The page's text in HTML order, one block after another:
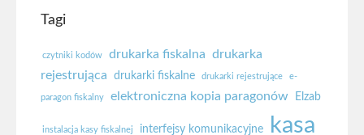
Tagi
czytniki kodów drukarka fiskalna drukarka
rejestrująca
drukarki fiskalne drukarki rejestrujące e-
paragon fiskalny elektroniczna kopia paragonów Elzab
instalacja kasy fiskalnej interfejsy komunikacyjne
kasa